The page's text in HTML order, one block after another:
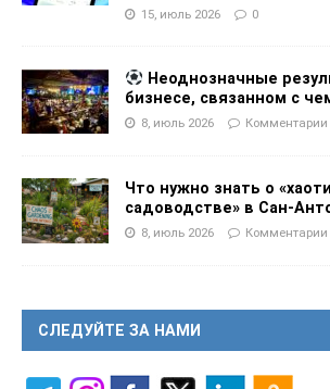
15, июль 2026 0
Неоднозначные
бизнесе, связанном с
8, июль 2026 Комментарии
Что нужно знать о
садоводстве» в Сан-
8, июль 2026 Комментарии
СЛЕДУЙТЕ ЗА НАМИ